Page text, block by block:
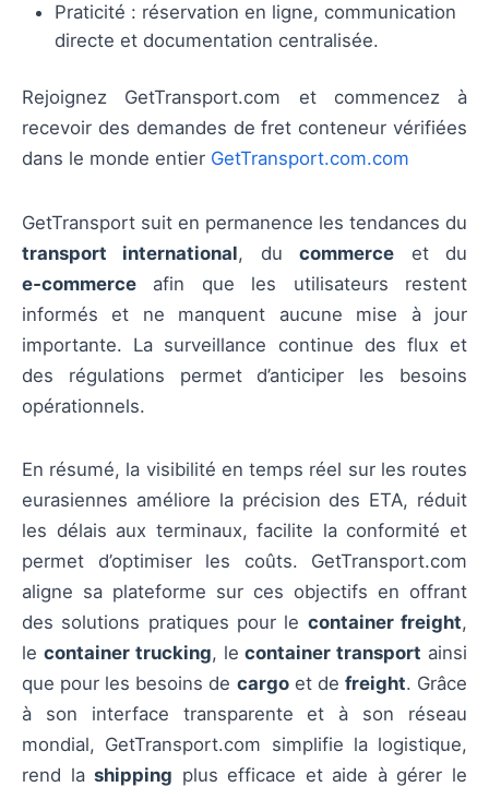
Praticité : réservation en ligne, communication
directe et documentation centralisée.
Rejoignez GetTransport.com et commencez à
recevoir des demandes de fret conteneur vérifiées
dans le monde entier GetTransport.com.com
GetTransport suit en permanence les tendances du
transport international, ducommerce et du
e‑commerce afin que les utilisateurs restent
informés et ne manquent aucune mise à jour
importante. La surveillance continue des flux et
des régulations permet d’anticiper les besoins
opérationnels.
En résumé, la visibilité en temps réel sur les routes
eurasiennes améliore la précision des ETA, réduit
les délais aux terminaux, facilite la conformité et
permet d’optimiser les coûts. GetTransport.com
aligne sa plateforme sur ces objectifs en offrant
des solutions pratiques pour le container freight,
le container trucking, lecontainer transport ainsi
que pour les besoins de cargoet de freight. Grâce
à son interface transparente et à son réseau
mondial, GetTransport.com simplifie la logistique,
rend lashipping plus efficace et aide à gérer le